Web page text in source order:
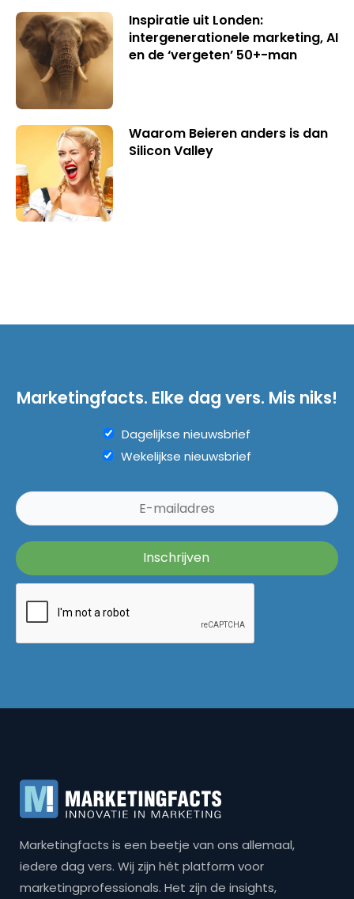
Inspiratie uit Londen:
intergenerationele marketing, AI
en de ‘vergeten’ 50+-man
Waarom Beieren anders is dan
Silicon Valley
Marketingfacts. Elke dag vers. Mis niks!
Dagelijkse nieuwsbrief
Wekelijkse nieuwsbrief
Marketingfacts is een beetje van ons allemaal,
iedere dag vers. Wij zijn hét platform voor
marketingprofessionals. Het zijn de insights,